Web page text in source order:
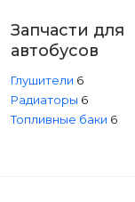
Запчасти для
автобусов
Глушители 6
Радиаторы 6
Топливные баки 6